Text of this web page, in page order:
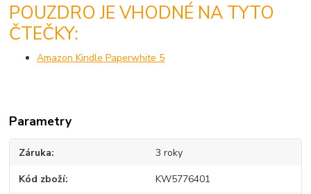
POUZDRO JE VHODNÉ NA TYTO
ČTEČKY:
Amazon Kindle Paperwhite 5
Parametry
Záruka 3 roky
Kód zboží KW5776401